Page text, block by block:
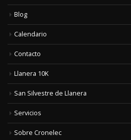
Blog
Calendario
Contacto
Llanera 10K
San Silvestre de Llanera
Servicios
Sobre Cronelec